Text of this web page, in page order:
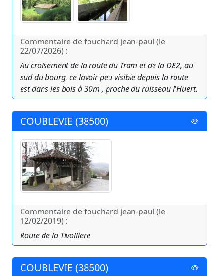
Commentaire de fouchard jean-paul (le
22/07/2026) :
Au croisement de la route du Tram et de la D82, au
sud du bourg, ce lavoir peu visible depuis la route
est dans les bois à 30m , proche du ruisseau l'Huert.
COUBLEVIE (38500)
Commentaire de fouchard jean-paul (le
12/02/2019) :
Route de la Tivolliere
COUBLEVIE (38500)